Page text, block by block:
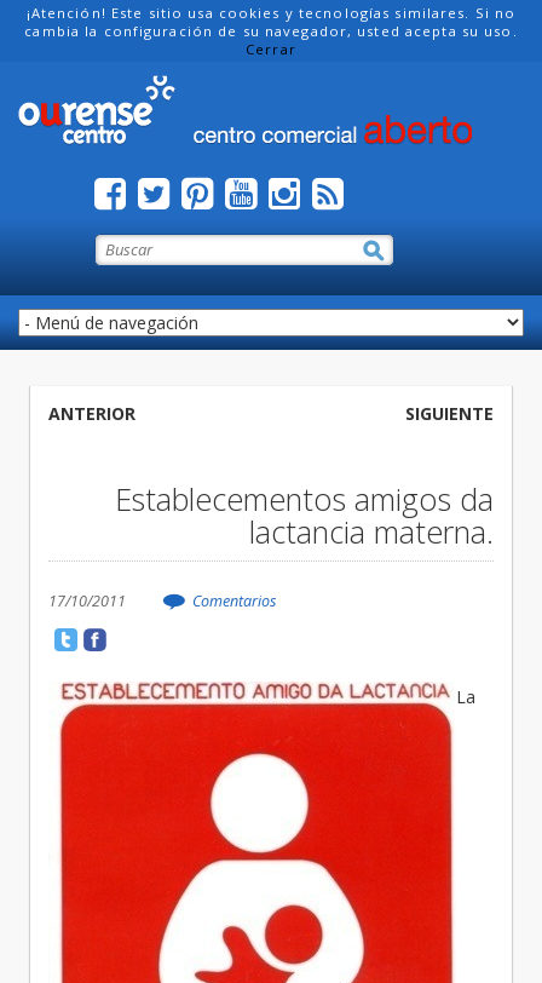
¡Atención! Este sitio usa cookies y tecnologías similares. Si no
cambia la configuración de su navegador, usted acepta su uso.
Cerrar
ANTERIOR SIGUIENTE
Establecementos amigos da
lactancia materna.
17/10/2011 Comentarios
La